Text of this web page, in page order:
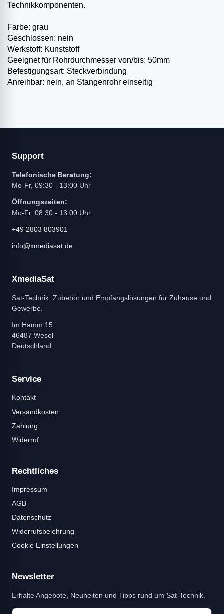
Technikkomponenten.
Farbe: grau
Geschlossen: nein
Werkstoff: Kunststoff
Geeignet für Rohrdurchmesser von/bis: 50mm
Befestigungsart: Steckverbindung
Anreihbar: nein, an Stangenrohr einseitig
Support
Telefonische Beratung:
Mo-Fr, 09:30 - 13:00 Uhr
Öffnungszeiten:
Mo-Fr, 08:30 - 13:00 Uhr
+49 2803 803901
info@xmediasat.de
XmediaSat
Sat-Technik, Zubehör und Empfangslösungen für Zuhause und
Gewerbe.
Im Hamm 15
46487 Wesel
Deutschland
Service
Kontakt
Versandkosten
Zahlung
Widerruf
Rechtliches
Impressum
AGB
Datenschutz
Widerrufsbelehrung
Cookie Einstellungen
Newsletter
Erhalte Angebote, Neuheiten und Tipps rund um Sat-Technik.